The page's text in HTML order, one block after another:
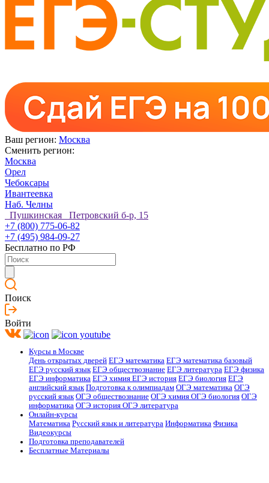
Ваш регион: Москва
Сменить регион:
Москва
Орел
Чебоксары
Ивантеевка
Наб. Челны
Пушкинская Петровский б-р, 15
+7 (800) 775-06-82
+7 (495) 984-09-27
Бесплатно по РФ
Поиск
Войти
Курсы в Москве
День открытых дверей ЕГЭ математика ЕГЭ математика базовый
ЕГЭ русский язык ЕГЭ обществознание ЕГЭ литература ЕГЭ физика
ЕГЭ информатика ЕГЭ химия ЕГЭ история ЕГЭ биология ЕГЭ
английский язык Подготовка к олимпиадам ОГЭ математика ОГЭ
русский язык ОГЭ обществознание ОГЭ химия ОГЭ биология ОГЭ
информатика ОГЭ история ОГЭ литература
Онлайн-курсы
Математика Русский язык и литература Информатика Физика
Видеокурсы
Подготовка преподавателей
Бесплатные Материалы